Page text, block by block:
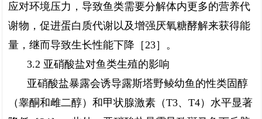
应对环境压力，导致鱼类需要分解体内更多的营养代
谢物，促进蛋白质代谢以及增强厌氧糖酵解来获得能
量，继而导致生长性能下降［23］。
3.2 亚硝酸盐对鱼类生殖的影响
亚硝酸盐暴露会诱导露斯塔野鲮幼鱼的性类固醇
（睾酮和雌二醇）和甲状腺激素（T3、T4）水平显著